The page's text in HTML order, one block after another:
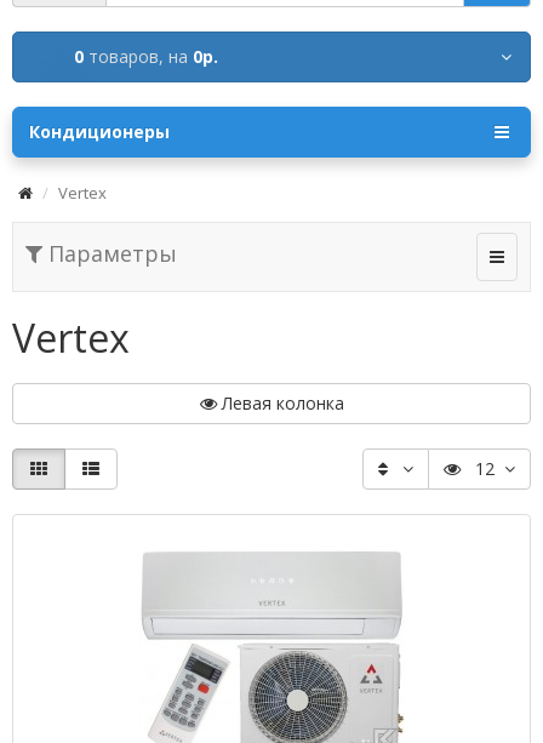
0 товаров, на 0р.
Кондиционеры
Vertex
Параметры
Vertex
Левая колонка
12